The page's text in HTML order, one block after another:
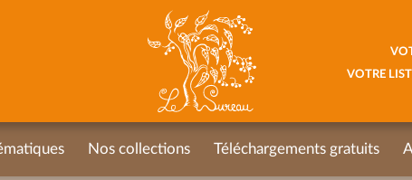
VOTRE
Nos collections Téléchargements gratuits